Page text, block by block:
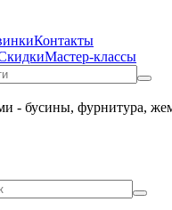
Контакты
Мастер-классы
- бусины, фурнитура,